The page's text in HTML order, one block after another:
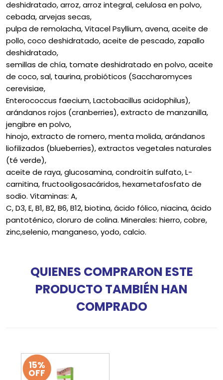
deshidratado, arroz, arroz integral, celulosa en polvo,
cebada, arvejas secas,
pulpa de remolacha, Vitacel Psyllium, avena, aceite de
pollo, coco deshidratado, aceite de pescado, zapallo
deshidratado,
semillas de chía, tomate deshidratado en polvo, aceite
de coco, sal, taurina, probióticos (Saccharomyces
cerevisiae,
Enterococcus faecium, Lactobacillus acidophilus),
arándanos rojos (cranberries), extracto de manzanilla,
jengibre en polvo,
hinojo, extracto de romero, menta molida, arándanos
liofilizados (blueberries), extractos vegetales naturales
(té verde),
aceite de raya, glucosamina, condroitín sulfato, L-
carnitina, fructooligosacáridos, hexametafosfato de
sodio. Vitaminas: A,
C, D3, E, B1, B2, B6, B12, biotina, ácido fólico, niacina, ácido
pantoténico, cloruro de colina. Minerales: hierro, cobre,
zinc,selenio, manganeso, yodo, calcio.
QUIENES COMPRARON ESTE
PRODUCTO TAMBIÉN HAN
COMPRADO
15%
OFF